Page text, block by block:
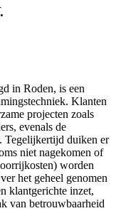
in Roden, is een
Klanten
projecten zoals
evenals de
Tegelijkertijd duiken er
niet nagekomen of
worden
het geheel genomen
klantgerichte inzet,
van betrouwbaarheid